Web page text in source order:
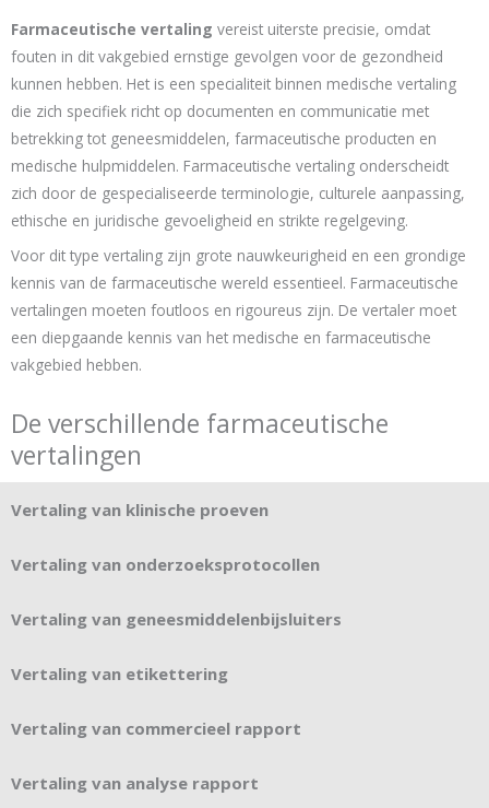
Farmaceutische vertaling vereist uiterste precisie, omdat
fouten in dit vakgebied ernstige gevolgen voor de gezondheid
kunnen hebben. Het is een specialiteit binnen medische vertaling
die zich specifiek richt op documenten en communicatie met
betrekking tot geneesmiddelen, farmaceutische producten en
medische hulpmiddelen. Farmaceutische vertaling onderscheidt
zich door de gespecialiseerde terminologie, culturele aanpassing,
ethische en juridische gevoeligheid en strikte regelgeving.
Voor dit type vertaling zijn grote nauwkeurigheid en een grondige
kennis van de farmaceutische wereld essentieel. Farmaceutische
vertalingen moeten foutloos en rigoureus zijn. De vertaler moet
een diepgaande kennis van het medische en farmaceutische
vakgebied hebben.
De verschillende farmaceutische
vertalingen
Vertaling van klinische proeven
Vertaling van onderzoeksprotocollen
Vertaling van geneesmiddelenbijsluiters
Vertaling van etikettering
Vertaling van commercieel rapport
Vertaling van analyse rapport